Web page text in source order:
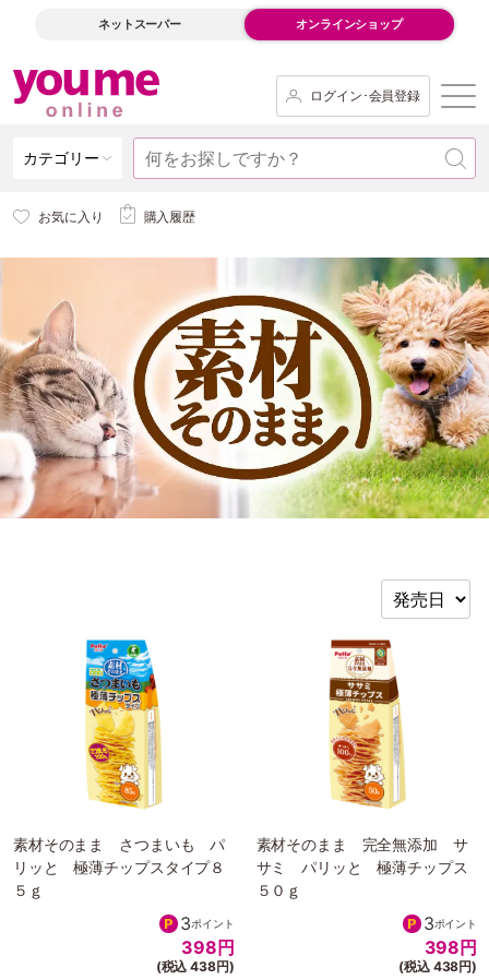
ネットスーパー オンラインショップ
ログイン･会員登録
カテゴリー
お気に入り 購入履歴
素材そのまま さつまいも パ
リッと 極薄チップスタイプ８
５ｇ
3ポイント
398円
(税込 438円)
素材そのまま 完全無添加 サ
サミ パリッと 極薄チップス
５０ｇ
3ポイント
398円
(税込 438円)